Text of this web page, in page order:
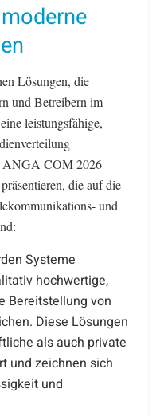
Lösungen, die
und Betreibern im
leistungsfähige,
ANGA COM 2026
die auf die
und
Systeme
hochwertige,
Bereitstellung von
Diese Lösungen
als auch private
und zeichnen sich
und